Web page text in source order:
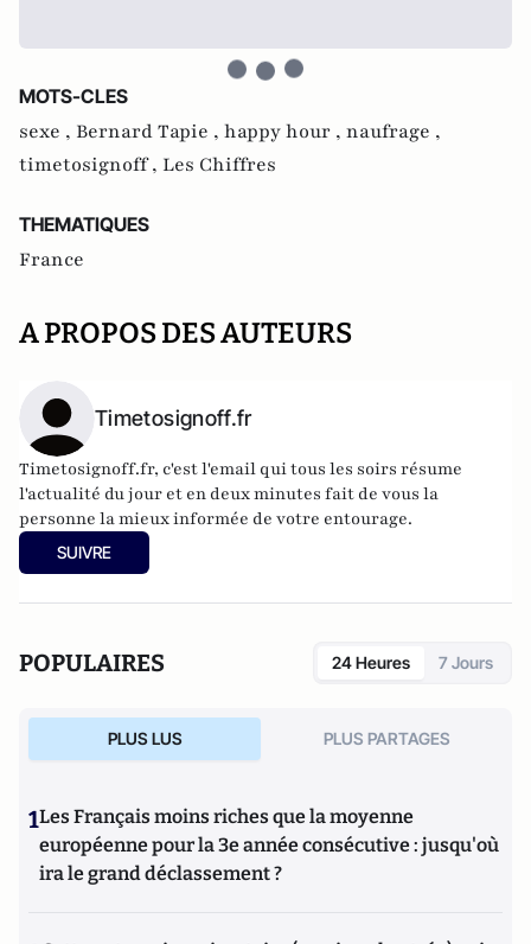
MOTS-CLES
sexe , Bernard Tapie , happy hour , naufrage ,
timetosignoff , Les Chiffres
THEMATIQUES
France
A PROPOS DES AUTEURS
Timetosignoff.fr
Timetosignoff.fr, c'est l'email qui tous les soirs résume
l'actualité du jour et en deux minutes fait de vous la
personne la mieux informée de votre entourage.
SUIVRE
POPULAIRES 24 Heures 7 Jours
PLUS LUS PLUS PARTAGES
1Les Français moins riches que la moyenne
européenne pour la 3e année consécutive : jusqu'où
ira le grand déclassement ?